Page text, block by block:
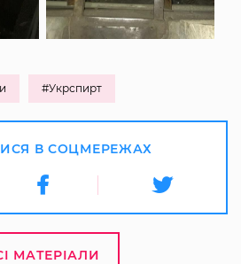
#Укрспирт
В СОЦМЕРЕЖАХ
МАТЕРІАЛИ